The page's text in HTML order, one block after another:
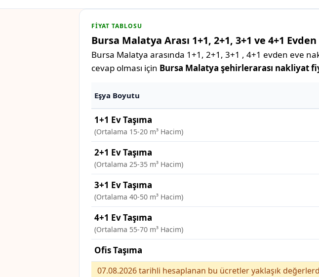
FIYAT TABLOSU
Bursa Malatya Arası 1+1, 2+1, 3+1 ve 4+1
Bursa Malatya arasında 1+1, 2+1, 3+1 , 4+1 evden eve
cevap olması için Bursa Malatya şehirlerarası nakliyat
Eşya Boyutu
1+1 Ev Taşıma
(Ortalama 15-20 m³ Hacim)
2+1 Ev Taşıma
(Ortalama 25-35 m³ Hacim)
3+1 Ev Taşıma
(Ortalama 40-50 m³ Hacim)
4+1 Ev Taşıma
(Ortalama 55-70 m³ Hacim)
Ofis Taşıma
07.08.2026 tarihli hesaplanan bu ücretler yaklaşık